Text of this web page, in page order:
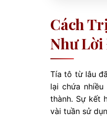
Cách
Như
Tía tô từ lâu
lại chứa
thành. Sự kết
vài tuần sử